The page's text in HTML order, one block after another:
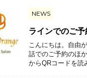
NEWS
ラインでのご
こんにちは。自由
話でのご予約のほ
からQRコードを読